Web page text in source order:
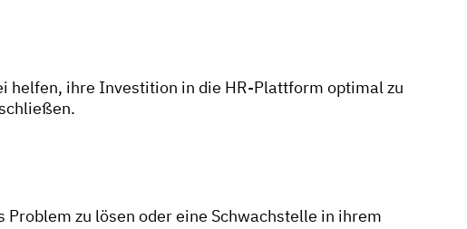
helfen, ihre Investition in die HR-Plattform optimal zu
zu lösen oder eine Schwachstelle in ihrem